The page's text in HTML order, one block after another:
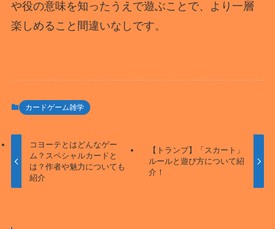
や役の意味を知ったうえで遊ぶことで、より一層
楽しめること間違いなしです。
カードゲーム雑学
コヨーテとはどんなゲー
ム？スペシャルカードと
は？作者や魅力についても
紹介
【トランプ】「スカート」
ルールと遊び方について紹
介！